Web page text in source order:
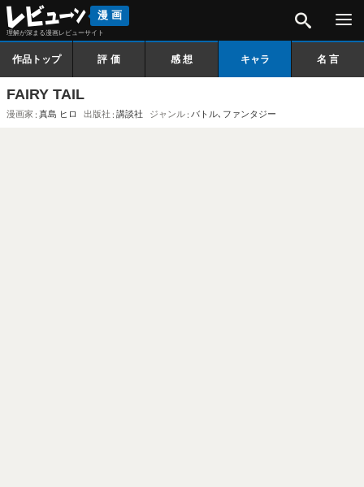
漫画
理解が深まる漫画レビューサイト
作品トップ 評価 感想 キャラ 名言
FAIRY TAIL
漫画家 真島 ヒロ 出版社 講談社 ジャンル バトル､ ファンタジー